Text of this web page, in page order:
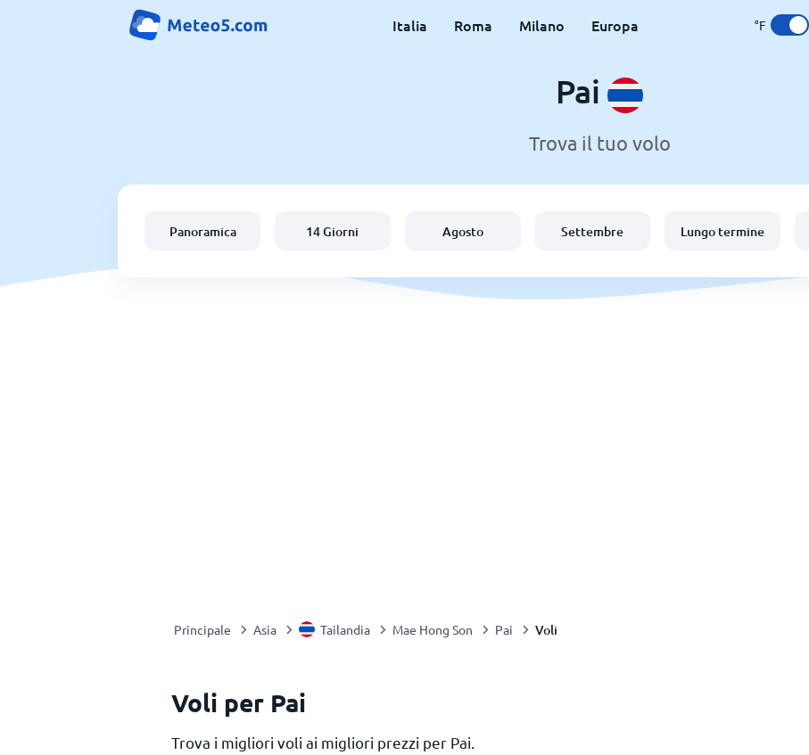
Italia Roma Milano Europa °F
Pai
Trova il tuo volo
Panoramica 14 Giorni Agosto Settembre Lungo termine
Principale Asia Tailandia Mae Hong Son Pai Voli
Voli per Pai
Trova i migliori voli ai migliori prezzi per Pai.